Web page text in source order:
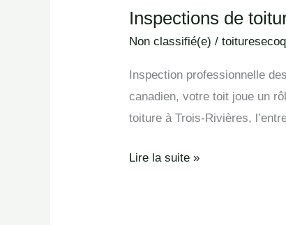
Inspections de
Non classifié(e) /
Inspection professionnelle
canadien, votre toit joue un
toiture à Trois-Rivières,
Inspections
de
à
Trois-
Rivières
Lire la suite »